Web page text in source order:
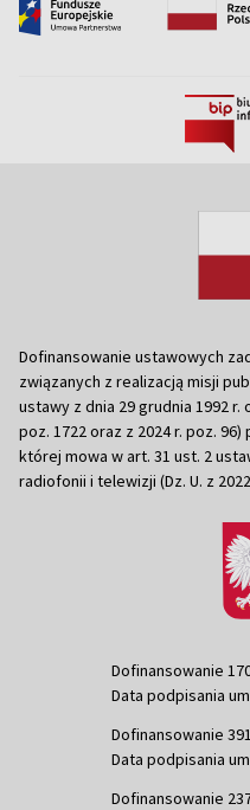
Dofinansowanie ustawowych
związanych z realizacją misji
ustawy z dnia 29 grudnia 1992 r.
poz. 1722 oraz z 2024 r. poz.
której mowa w art. 31 ust. 2
radiofonii i telewizji (Dz. U. z
Dofinansowanie
Data podpisania
Dofinansowanie
Data podpisania
Dofinansowanie